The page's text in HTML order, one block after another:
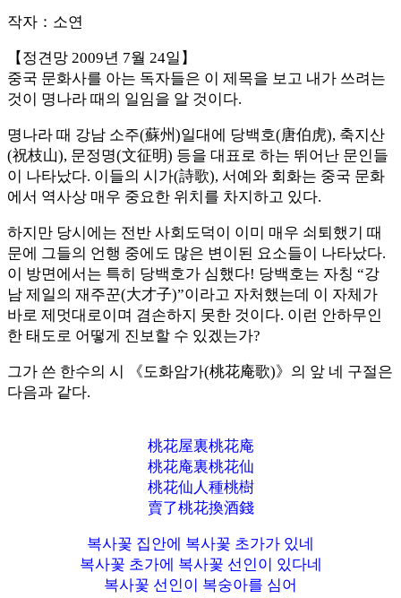
작자：소연
【정견망 2009년 7월 24일】
중국 문화사를 아는 독자들은 이 제목을 보고 내가 쓰려는
것이 명나라 때의 일임을 알 것이다.
명나라 때 강남 소주(蘇州)일대에 당백호(唐伯虎), 축지산
(祝枝山), 문정명(文征明) 등을 대표로 하는 뛰어난 문인들
이 나타났다. 이들의 시가(詩歌), 서예와 회화는 중국 문화
에서 역사상 매우 중요한 위치를 차지하고 있다.
하지만 당시에는 전반 사회도덕이 이미 매우 쇠퇴했기 때
문에 그들의 언행 중에도 많은 변이된 요소들이 나타났다.
이 방면에서는 특히 당백호가 심했다! 당백호는 자칭 “강
남 제일의 재주꾼(大才子)”이라고 자처했는데 이 자체가
바로 제멋대로이며 겸손하지 못한 것이다. 이런 안하무인
한 태도로 어떻게 진보할 수 있겠는가?
그가 쓴 한수의 시 《도화암가(桃花庵歌)》의 앞 네 구절은
다음과 같다.
桃花屋裏桃花庵
桃花庵裏桃花仙
桃花仙人種桃樹
賣了桃花換酒錢
복사꽃 집안에 복사꽃 초가가 있네
복사꽃 초가에 복사꽃 선인이 있다네
복사꽃 선인이 복숭아를 심어